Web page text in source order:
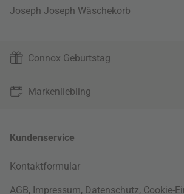
Joseph Joseph Wäschekorb
Connox Geburtstag
Markenliebling
Kundenservice
Kontaktformular
AGB, Impressum, Datenschutz, Cookie-